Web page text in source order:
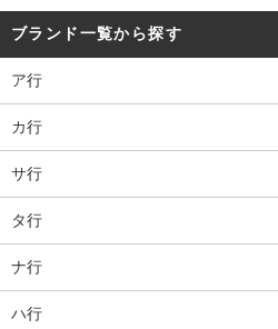
ブランド一覧から探す
ア行
カ行
サ行
タ行
ナ行
ハ行